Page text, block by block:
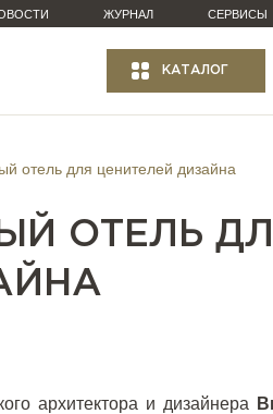
ЖУРНАЛ СЕРВИСЫ
КАТАЛОГ
отель для ценителей дизайна
ОТЕЛЬ
архитектора и дизайнера